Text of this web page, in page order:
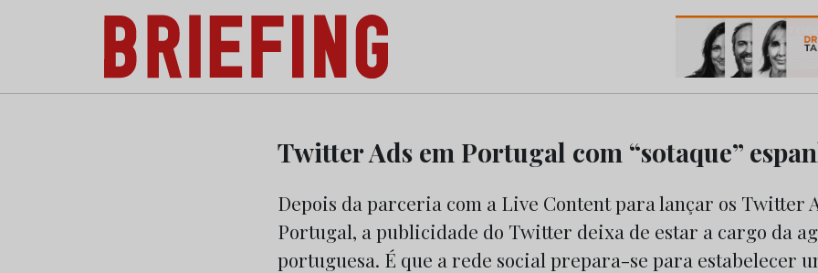
Briefing: Todas as notícias sobre os negócios do Marketing e da Publicidade
Twitter Ads em Portugal com “sotaque”
Depois da parceria com a Live Content para lançar os Twitter
Portugal, a publicidade do Twitter deixa de estar a cargo da
portuguesa. É que a rede social prepara-se para estabelecer